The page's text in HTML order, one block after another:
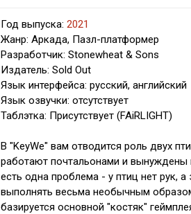
Год выпуска: 2021
Жанр: Аркада, Пазл-платформер
Разработчик: Stonewheat & Sons
Издатель: Sold Out
Язык интерфейса: русский, английский
Язык озвучки: отсутствует
Таблэтка: Присутствует (FAiRLIGHT)
В "KeyWe" вам отводится роль двух
работают почтальонами и вынуждены
есть одна проблема - у птиц нет рук,
выполнять весьма необычным
базируется основной "костяк"